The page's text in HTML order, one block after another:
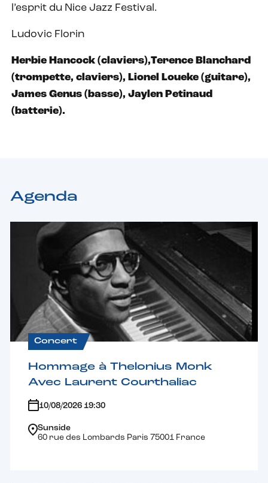
l’esprit du Nice Jazz Festival.
Ludovic Florin
Herbie Hancock (claviers),Terence Blanchard
(trompette, claviers), Lionel Loueke (guitare),
James Genus (basse), Jaylen Petinaud
(batterie).
Agenda
Concert
Hommage à Thelonius Monk
Avec Laurent Courthaliac
10/08/2026 19:30
Sunside
60 rue des Lombards Paris 75001 France